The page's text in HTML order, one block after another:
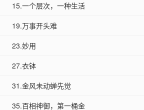
15.一个层次，一种生活
19.万事开头难
23.妙用
27.衣钵
31.金风未动蝉先觉
35.百相神御，第一桶金